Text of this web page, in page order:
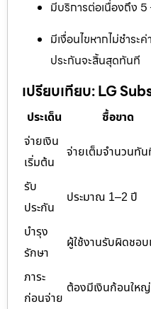
มีบริการต่อเนื่องถึง
มีเงื่อนไขหากไม่ชำระ
ประกันจะสิ้นสุดทันที
เปรียบเทียบ: LG
ประเด็น ซื้อขาด
จ่ายเงิน
เริ่มต้น
จ่ายเต็มจำนวนทั
รับ
ประกัน
ประมาณ 1–2 ปี
บำรุง
รักษา
ผู้ใช้งานรับผิดชอบ
ภาระ
ก่อนจ่าย
ต้องมีเงินก้อนใหญ่